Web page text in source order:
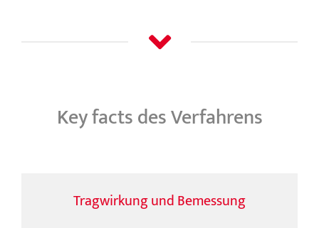
Key facts des Verfahrens
Tragwirkung und Bemessung